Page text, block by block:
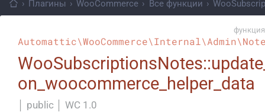
› Плагины › WooCommerce › Все функции ›
on_woocommerce_helper_data
public WC 1.0